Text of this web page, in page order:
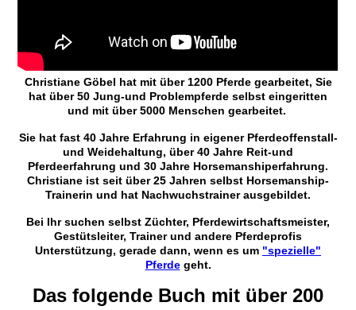
Christiane Göbel hat mit über 1200 Pferde gearbeitet, Sie
hat über 50 Jung-und Problempferde selbst eingeritten
und mit über 5000 Menschen gearbeitet.
Sie hat fast 40 Jahre Erfahrung in eigener Pferdeoffenstall-
und Weidehaltung, über 40 Jahre Reit-und
Pferdeerfahrung und 30 Jahre Horsemanshiperfahrung.
Christiane ist seit über 25 Jahren selbst Horsemanship-
Trainerin und hat Nachwuchstrainer ausgebildet.
Bei Ihr suchen selbst Züchter, Pferdewirtschaftsmeister,
Gestütsleiter, Trainer und andere Pferdeprofis
Unterstützung, gerade dann, wenn es um "spezielle"
Pferdegeht.
Das folgende Buch mit über 200